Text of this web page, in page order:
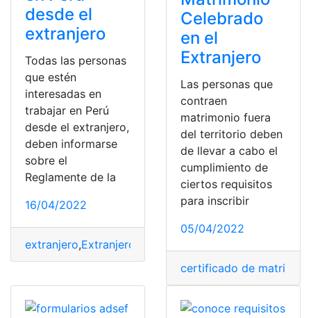
desde el
extranjero
Todas las personas
que estén
interesadas en
trabajar en Perú
desde el extranjero,
deben informarse
sobre el
Reglamente de la
16/04/2022
extranjero,Extranjeros
Celebrado
en el
Extranjero
Las personas que
contraen
matrimonio fuera
del territorio deben
de llevar a cabo el
cumplimiento de
ciertos requisitos
para inscribir
05/04/2022
certificado de